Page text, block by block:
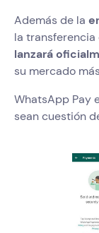
Además de la
la
lanzará
su mercado
WhatsApp Pay
sean cuestión